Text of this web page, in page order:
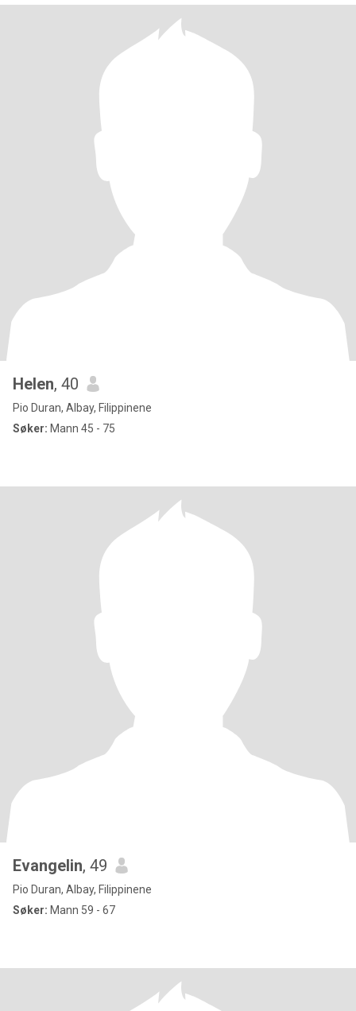
Helen, 40
Pio Duran, Albay, Filippinene
Søker: Mann 45 - 75
Evangelin, 49
Pio Duran, Albay, Filippinene
Søker: Mann 59 - 67